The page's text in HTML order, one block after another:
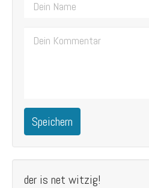
Speichern
der is net witzig!